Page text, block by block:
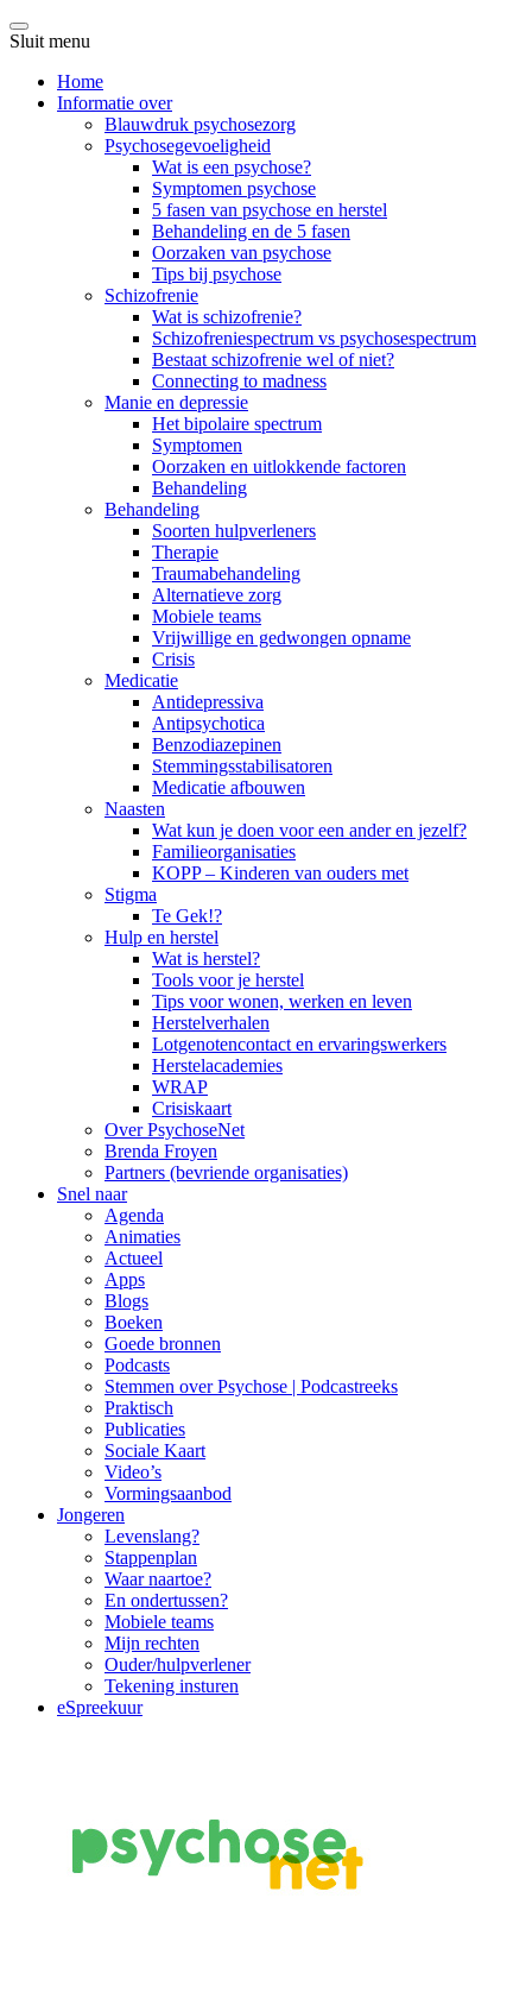
Sluit menu
Home
Informatie over
Blauwdruk psychosezorg
Psychosegevoeligheid
Wat is een psychose?
Symptomen psychose
5 fasen van psychose en herstel
Behandeling en de 5 fasen
Oorzaken van psychose
Tips bij psychose
Schizofrenie
Wat is schizofrenie?
Schizofreniespectrum vs psychosespectrum
Bestaat schizofrenie wel of niet?
Connecting to madness
Manie en depressie
Het bipolaire spectrum
Symptomen
Oorzaken en uitlokkende factoren
Behandeling
Behandeling
Soorten hulpverleners
Therapie
Traumabehandeling
Alternatieve zorg
Mobiele teams
Vrijwillige en gedwongen opname
Crisis
Medicatie
Antidepressiva
Antipsychotica
Benzodiazepinen
Stemmingsstabilisatoren
Medicatie afbouwen
Naasten
Wat kun je doen voor een ander en jezelf?
Familieorganisaties
KOPP – Kinderen van ouders met
Stigma
Te Gek!?
Hulp en herstel
Wat is herstel?
Tools voor je herstel
Tips voor wonen, werken en leven
Herstelverhalen
Lotgenotencontact en ervaringswerkers
Herstelacademies
WRAP
Crisiskaart
Over PsychoseNet
Brenda Froyen
Partners (bevriende organisaties)
Snel naar
Agenda
Animaties
Actueel
Apps
Blogs
Boeken
Goede bronnen
Podcasts
Stemmen over Psychose | Podcastreeks
Praktisch
Publicaties
Sociale Kaart
Video’s
Vormingsaanbod
Jongeren
Levenslang?
Stappenplan
Waar naartoe?
En ondertussen?
Mobiele teams
Mijn rechten
Ouder/hulpverlener
Tekening insturen
eSpreekuur